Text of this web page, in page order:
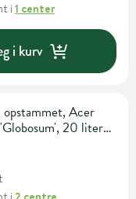
i1 center
i kurv
opstammet, Acer
20 liter